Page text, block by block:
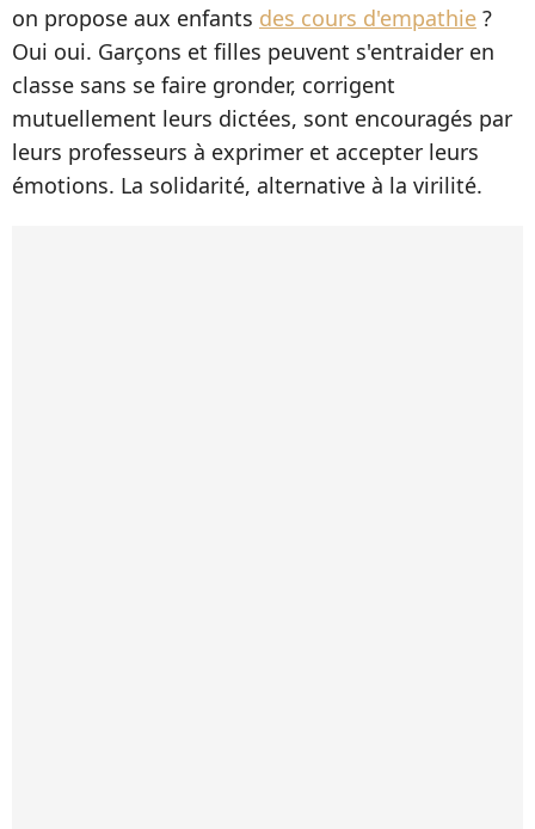
on propose aux enfants des cours d'empathie ?
Oui oui. Garçons et filles peuvent s'entraider en
classe sans se faire gronder, corrigent
mutuellement leurs dictées, sont encouragés par
leurs professeurs à exprimer et accepter leurs
émotions. La solidarité, alternative à la virilité.